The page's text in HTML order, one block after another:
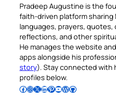
Pradeep Augustine is the
faith-driven platform sharing
languages, prayers, quotes,
reflections, and other
He manages the website
apps alongside his
story). Stay connected with
profiles below.
Follow Pradeep on Facebook Follow Pradeep on InstagramFollow Pradeep on X Follow Pradeep on LinkedIn Follow Pradeep on Pinterest Subscribe to Pradeep’s Youtube Channel Follow Pradeep on WordPress Follow Pradeep on GitHub